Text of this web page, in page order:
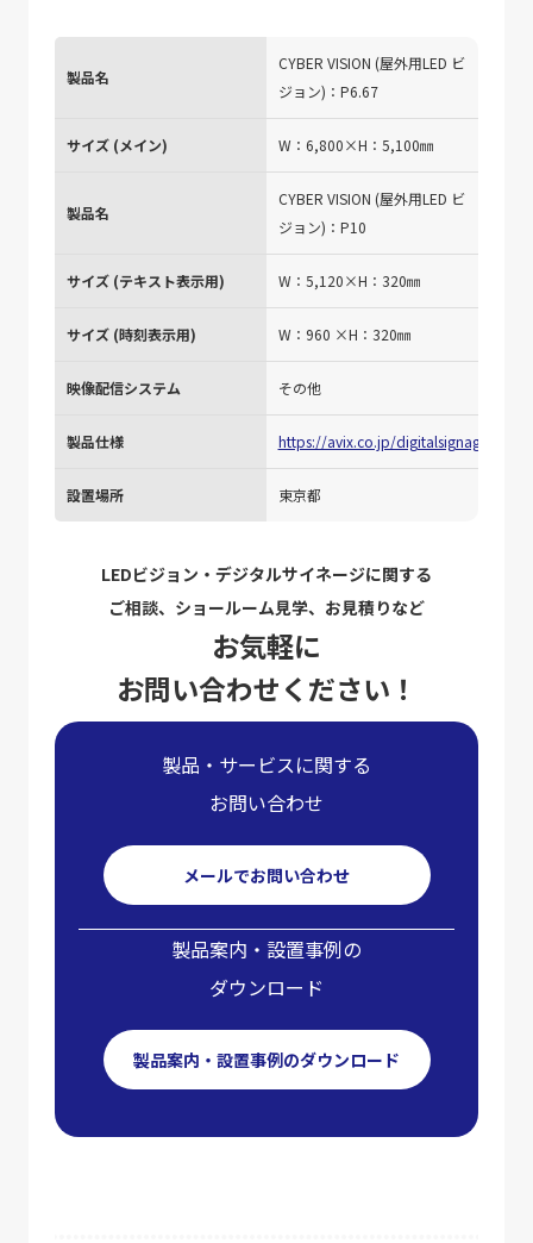
製品名
CYBER VISION (屋外用LED ビ
ジョン)：P6.67
サイズ (メイン) W：6,800×H：5,100㎜
製品名
CYBER VISION (屋外用LED ビ
ジョン)：P10
サイズ (テキスト表示用) W：5,120×H：320㎜
サイズ (時刻表示用) W：960 ×H：320㎜
映像配信システム その他
製品仕様 https://avix.co.jp/digitalsignage/
設置場所 東京都
LEDビジョン・デジタルサイネージに関する
ご相談、ショールーム見学、お見積りなど
お気軽に
お問い合わせください！
製品・サービスに関する
お問い合わせ
メールでお問い合わせ
製品案内・設置事例の
ダウンロード
製品案内・設置事例のダウンロード